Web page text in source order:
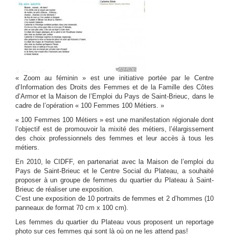
« Zoom au féminin » est une initiative portée par le Centre
d’Information des Droits des Femmes et de la Famille des Côtes
d’Armor et la Maison de l’Emploi du Pays de Saint-Brieuc, dans le
cadre de l’opération « 100 Femmes 100 Métiers. »
« 100 Femmes 100 Métiers » est une manifestation régionale dont
l’objectif est de promouvoir la mixité des métiers, l’élargissement
des choix professionnels des femmes et leur accès à tous les
métiers.
En 2010, le CIDFF, en partenariat avec la Maison de l’emploi du
Pays de Saint-Brieuc et le Centre Social du Plateau, a souhaité
proposer à un groupe de femmes du quartier du Plateau à Saint-
Brieuc de réaliser une exposition.
C’est une exposition de 10 portraits de femmes et 2 d’hommes (10
panneaux de format 70 cm x 100 cm).
Les femmes du quartier du Plateau vous proposent un reportage
photo sur ces femmes qui sont là où on ne les attend pas!